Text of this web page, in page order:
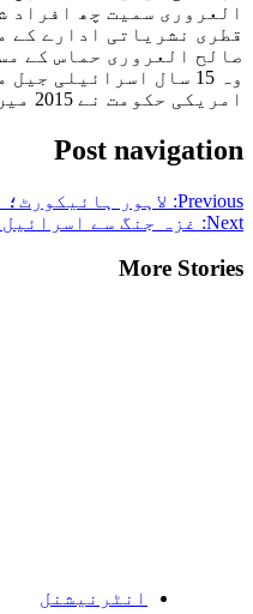
العروری سمیت چھ افراد
قطری نشریاتی ادارے کے
صالح العروری حماس کے مسلح ونگ القسام
وہ 15 سال اسرائیلی جیل میں گزارنے کے بعد طویل عرصے سے لبنان میں جلاوطنی کی زندگی گزار رہے تھے۔
امریکی حکومت نے 2015 میں صالح العروری کو “عالمی دہشت گرد” قرار دیا تھا اور انکے بارے میں معلومات دینے پر 50 لاکھ ڈالر کا انعام رکھا تھا۔
Post navigation
Previous: لاہور
Next:
غزہ جنگ سے
More Stories
انٹرنیشنل